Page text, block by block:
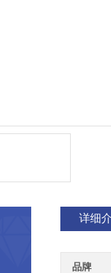
详细
品牌